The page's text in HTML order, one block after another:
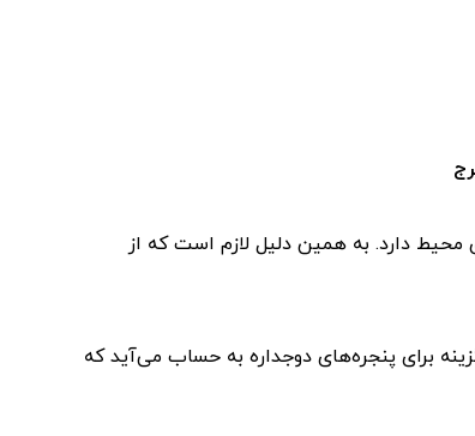
دارد. به همین دلیل لازم است که از
برای پنجره‌های دوجداره به حساب می‌آید که